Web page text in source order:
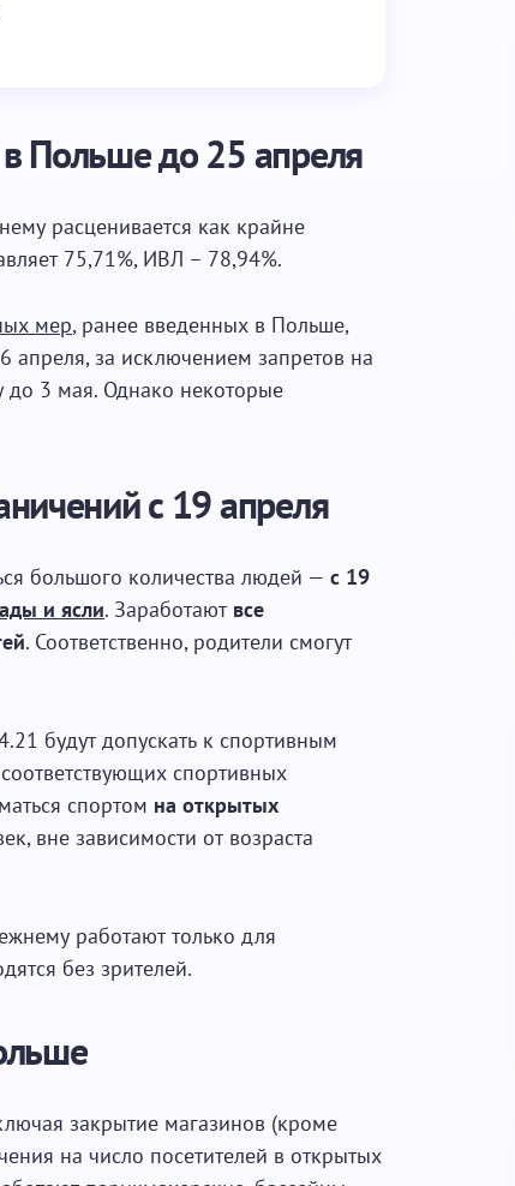
Польше до 25 апреля
расценивается как крайне
75,71%, ИВЛ – 78,94%.
мер, ранее введенных в Польше,
апреля, за исключением запретов на
до 3 мая. Однако некоторые
с 19 апреля
большого количества людей — с 19
и ясли. Заработают все
. Соответственно, родители смогут
будут допускать к спортивным
спортивных
спортом на открытых
вне зависимости от возраста
работают только для
без зрителей.
закрытие магазинов (кроме
на число посетителей в открытых